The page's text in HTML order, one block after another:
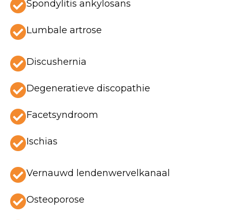
Spondylitis ankylosans
Lumbale artrose
Discushernia
Degeneratieve discopathie
Facetsyndroom
Ischias
Vernauwd lendenwervelkanaal
Osteoporose